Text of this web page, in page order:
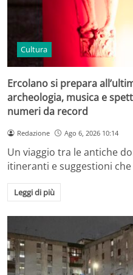
Cultura
Ercolano si prepara
archeologia, musica e
numeri da record
Redazione Ago 6, 2026 10:14
Un viaggio tra le antiche
itineranti e suggestioni
Leggi di più